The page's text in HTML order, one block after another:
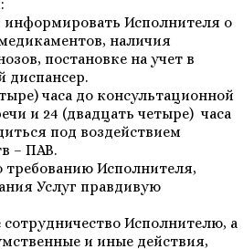
информировать Исполнителя о
наличия
постановке на учет в
диспансер.
часа до консультационной
и 24 (двадцать четыре) часа
под воздействием
– ПАВ.
требованию Исполнителя,
Услуг правдивую
сотрудничество Исполнителю, а
и иные действия,